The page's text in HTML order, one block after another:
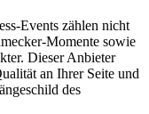
Events zählen nicht
Momente sowie
Dieser Anbieter
an Ihrer Seite und
des